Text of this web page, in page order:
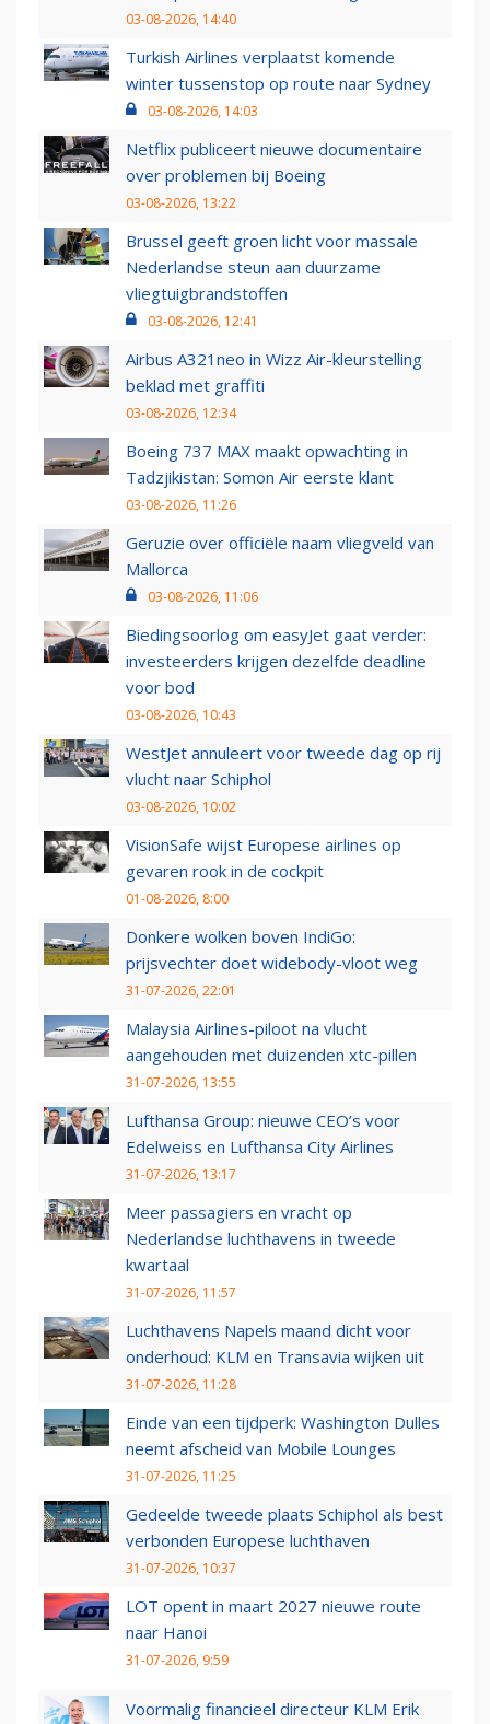
03-08-2026, 14:40
Turkish Airlines verplaatst komende
winter tussenstop op route naar Sydney
03-08-2026, 14:03
Netflix publiceert nieuwe documentaire
over problemen bij Boeing
03-08-2026, 13:22
Brussel geeft groen licht voor massale
Nederlandse steun aan duurzame
vliegtuigbrandstoffen
03-08-2026, 12:41
Airbus A321neo in Wizz Air-kleurstelling
beklad met graffiti
03-08-2026, 12:34
Boeing 737 MAX maakt opwachting in
Tadzjikistan: Somon Air eerste klant
03-08-2026, 11:26
Geruzie over officiële naam vliegveld van
Mallorca
03-08-2026, 11:06
Biedingsoorlog om easyJet gaat verder:
investeerders krijgen dezelfde deadline
voor bod
03-08-2026, 10:43
WestJet annuleert voor tweede dag op rij
vlucht naar Schiphol
03-08-2026, 10:02
VisionSafe wijst Europese airlines op
gevaren rook in de cockpit
01-08-2026, 8:00
Donkere wolken boven IndiGo:
prijsvechter doet widebody-vloot weg
31-07-2026, 22:01
Malaysia Airlines-piloot na vlucht
aangehouden met duizenden xtc-pillen
31-07-2026, 13:55
Lufthansa Group: nieuwe CEO’s voor
Edelweiss en Lufthansa City Airlines
31-07-2026, 13:17
Meer passagiers en vracht op
Nederlandse luchthavens in tweede
kwartaal
31-07-2026, 11:57
Luchthavens Napels maand dicht voor
onderhoud: KLM en Transavia wijken uit
31-07-2026, 11:28
Einde van een tijdperk: Washington Dulles
neemt afscheid van Mobile Lounges
31-07-2026, 11:25
Gedeelde tweede plaats Schiphol als best
verbonden Europese luchthaven
31-07-2026, 10:37
LOT opent in maart 2027 nieuwe route
naar Hanoi
31-07-2026, 9:59
Voormalig financieel directeur KLM Erik